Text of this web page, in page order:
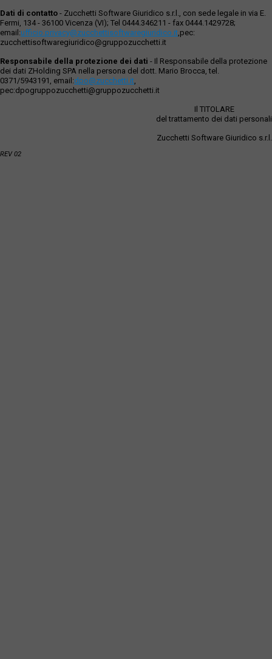
Dati di contatto - Zucchetti Software Giuridico s.r.l., con sede legale in via E.
Fermi, 134 - 36100 Vicenza (VI); Tel 0444.346211 - fax 0444.1429728;
email:ufficio.privacy@zucchettisoftwaregiuridico.it,pec:
zucchettisoftwaregiuridico@gruppozucchetti.it
Responsabile della protezione dei dati - Il Responsabile della protezione
dei dati ZHolding SPA nella persona del dott. Mario Brocca, tel.
0371/5943191, email:dpo@zucchetti.it,
pec:dpogruppozucchetti@gruppozucchetti.it
Il TITOLARE
del trattamento dei dati personali
Zucchetti Software Giuridico s.r.l.
REV 02